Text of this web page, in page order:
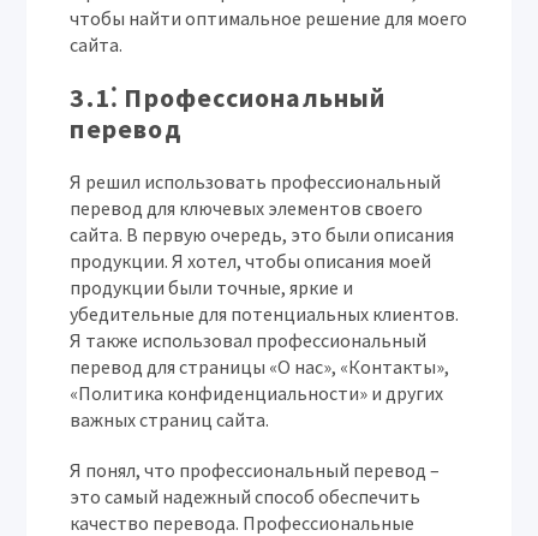
чтобы найти оптимальное решение для моего
сайта.
3.1⁚ Профессиональный
перевод
Я решил использовать профессиональный
перевод для ключевых элементов своего
сайта. В первую очередь, это были описания
продукции. Я хотел, чтобы описания моей
продукции были точные, яркие и
убедительные для потенциальных клиентов.
Я также использовал профессиональный
перевод для страницы «О нас», «Контакты»,
«Политика конфиденциальности» и других
важных страниц сайта.
Я понял, что профессиональный перевод –
это самый надежный способ обеспечить
качество перевода. Профессиональные